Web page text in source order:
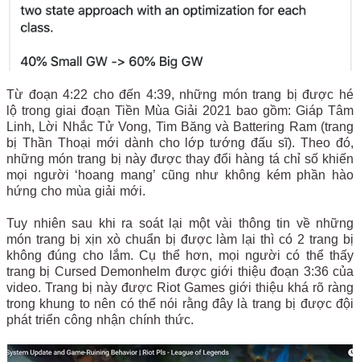
Từ đoạn 4:22 cho đến 4:39, những món trang bị được hé
lộ trong giai đoạn Tiền Mùa Giải 2021 bao gồm: Giáp Tâm
Linh, Lời Nhắc Tử Vong, Tim Băng và Battering Ram (trang
bị Thần Thoại mới dành cho lớp tướng đấu sĩ). Theo đó,
những món trang bị này được thay đổi hàng tá chỉ số khiến
mọi người ‘hoang mang’ cũng như không kém phần hào
hứng cho mùa giải mới.
Tuy nhiên sau khi ra soát lại một vài thông tin về những
món trang bị xịn xò chuẩn bị được làm lại thì có 2 trang bị
không đúng cho lắm. Cụ thể hơn, mọi người có thể thấy
trang bị Cursed Demonhelm được giới thiệu đoạn 3:36 của
video. Trang bị này được Riot Games giới thiệu khá rõ ràng
trong khung to nên có thể nói rằng đây là trang bị được đội
phát triển công nhận chính thức.